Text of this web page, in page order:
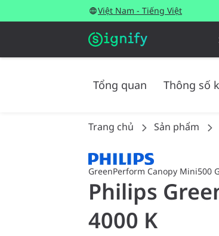
Việt Nam - Tiếng Việt
Tổng quan Thông số
Trang chủ Sản phẩm
GreenPerform Canopy Mini500
Philips
4000 K